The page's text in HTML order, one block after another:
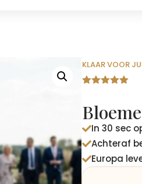
KLAAR VOOR
5
gebaseerd
op
elingen
In 30 sec
Achteraf
Europa